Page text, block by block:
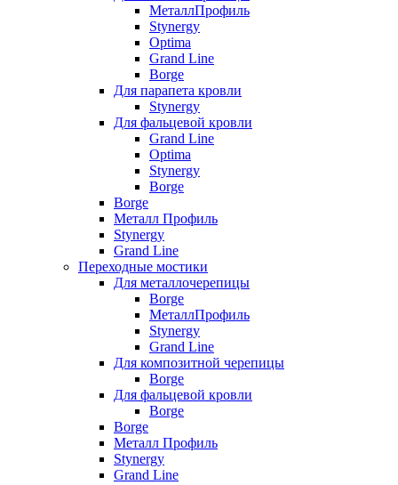
МеталлПрофиль
Stynergy
Optima
Grand Line
Borge
Для парапета кровли
Stynergy
Для фальцевой кровли
Grand Line
Optima
Stynergy
Borge
Borge
Металл Профиль
Stynergy
Grand Line
Переходные мостики
Для металлочерепицы
Borge
МеталлПрофиль
Stynergy
Grand Line
Для композитной черепицы
Borge
Для фальцевой кровли
Borge
Borge
Металл Профиль
Stynergy
Grand Line